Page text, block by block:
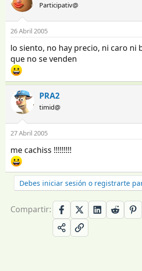
Participativ@
26 Abril 2005
lo siento, no hay precio, ni caro ni
que no se venden
PRA2
timid@
27 Abril 2005
me cachiss !!!!!!!!!
Debes iniciar sesión o registrarte
Compartir: